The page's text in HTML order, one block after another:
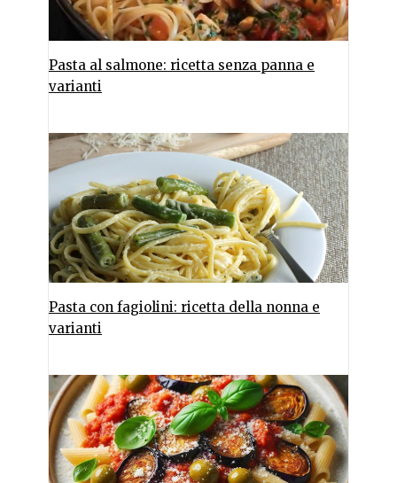
Pasta al salmone: ricetta senza panna e
varianti
Pasta con fagiolini: ricetta della nonna e
varianti